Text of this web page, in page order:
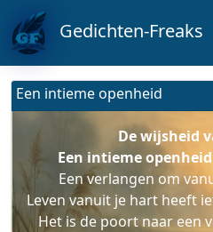
Gedichten-Freaks
Een intieme openheid
De wijsheid
Een intieme
Een verlangen om
Leven vanuit je hart heeft
Het is de poort naar een